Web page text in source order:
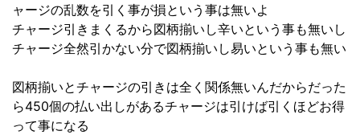
ャージの乱数を引く事が損という事は無いよ
チャージ引きまくるから図柄揃いし辛いという事も無いし
チャージ全然引かない分で図柄揃いし易いという事も無い
図柄揃いとチャージの引きは全く関係無いんだからだった
ら450個の払い出しがあるチャージは引けば引くほどお得
って事になる